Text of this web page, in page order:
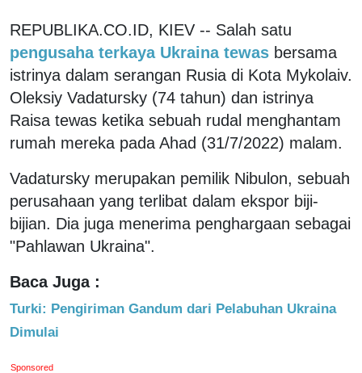
REPUBLIKA.CO.ID, KIEV -- Salah satu
pengusaha terkaya Ukraina tewas bersama
istrinya dalam serangan Rusia di Kota Mykolaiv.
Oleksiy Vadatursky (74 tahun) dan istrinya
Raisa tewas ketika sebuah rudal menghantam
rumah mereka pada Ahad (31/7/2022) malam.
Vadatursky merupakan pemilik Nibulon, sebuah
perusahaan yang terlibat dalam ekspor biji-
bijian. Dia juga menerima penghargaan sebagai
"Pahlawan Ukraina".
Baca Juga :
Turki: Pengiriman Gandum dari Pelabuhan Ukraina
Dimulai
Sponsored